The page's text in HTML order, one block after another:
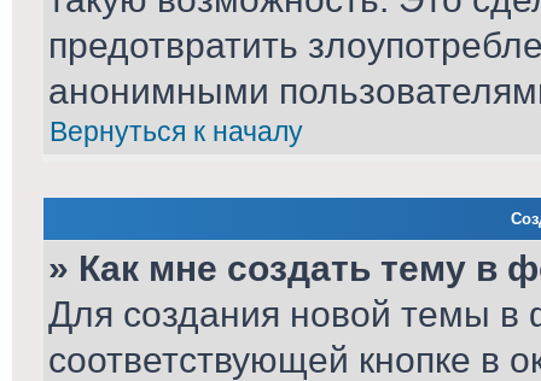
предотвратить
анонимными
Вернуться к началу
» Как мне создать тему в
Для создания новой темы
соответствующей кнопке в